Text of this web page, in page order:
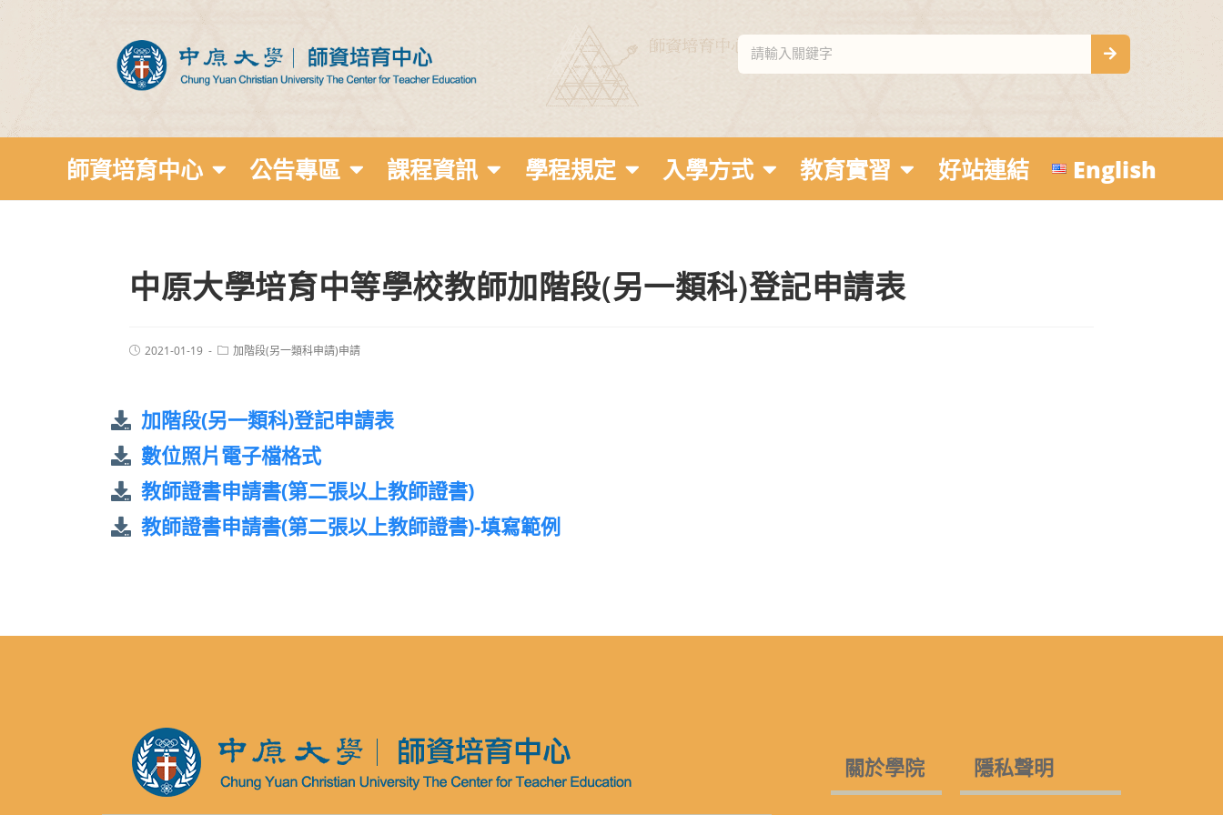
師資培育中心 公告專區 課程資訊 學程規定 入學方式 教育實習 好站連結 English
中原大學培育中等學校教師加階段(另一類科)登記申請表
2021-01-19 加階段(另一類科申請)申請
加階段(另一類科)登記申請表
數位照片電子檔格式
教師證書申請書(第二張以上教師證書)
教師證書申請書(第二張以上教師證書)-填寫範例
關於學院 隱私聲明